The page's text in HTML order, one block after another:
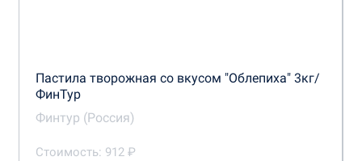
Пастила творожная со вкусом "Облепиха" 3кг/
ФинТур
Финтур (Россия)
Стоимость: 912 ₽